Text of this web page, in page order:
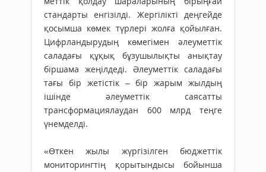
стандарты енгізілді. Жергілікті деңгейде
қосымша көмек түрлері жол­ға қойылған.
Цифрландырудың көмегімен әлеуметтік
саладағы құқық бұзу­шылықты анықтау
біршама жеңілдеді. Әлеуметтік саладағы
тағы бір жетістік – бір жарым жылдың
ішінде әлеуметтік саясатты
трансформациялау­дан 600 млрд теңге
үнемделді.
«Өткен жылы жүргізілген бюджеттік
мониторингтің қорытындысы бойын­ша